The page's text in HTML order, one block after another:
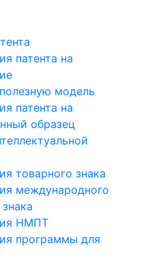
патента на
модель
патента на
образец
товарного знака
международного
НМПТ
программы для